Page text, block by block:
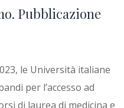
Pubblicazione
le Università italiane
per l’accesso ad
di laurea di medicina e